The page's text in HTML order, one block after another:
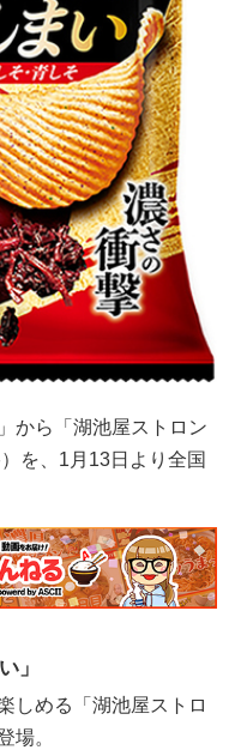
から「湖池屋ストロン
を、1月13日より全国
」
しめる「湖池屋ストロ
場。